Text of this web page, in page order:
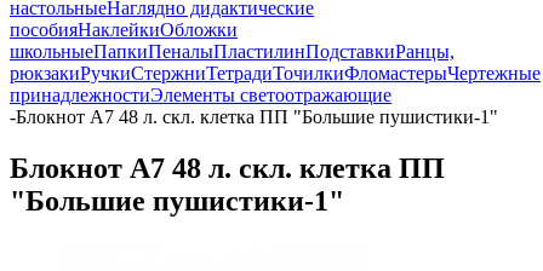
настольныеНаглядно дидактические
пособияНаклейкиОбложки
школьныеПапкиПеналыПластилинПодставкиРанцы,
рюкзакиРучкиСтержниТетрадиТочилкиФломастерыЧертежные
принадлежностиЭлементы светоотражающие
-Блокнот А7 48 л. скл. клетка ПП "Большие пушистики-1"
Блокнот А7 48 л. скл. клетка ПП
"Большие пушистики-1"